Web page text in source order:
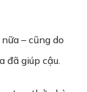
– cũng do
đã giúp cậu.